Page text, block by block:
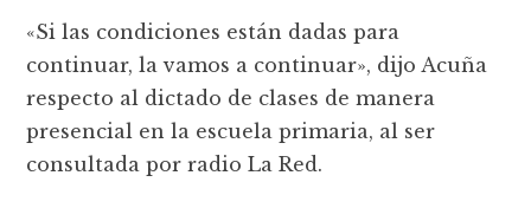
«Si las condiciones están dadas para
continuar, la vamos a continuar», dijo Acuña
respecto al dictado de clases de manera
presencial en la escuela primaria, al ser
consultada por radio La Red.